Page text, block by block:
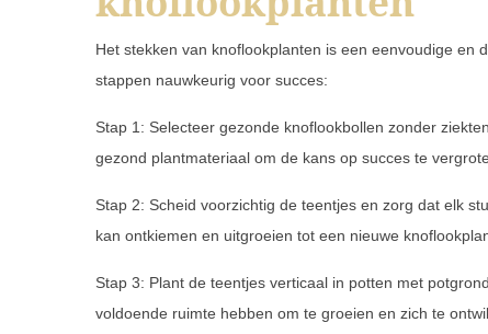
Het stekken van knoflookplanten is een eenvoudige en
stappen nauwkeurig voor succes:
Stap 1: Selecteer gezonde knoflookbollen zonder
gezond plantmateriaal om de kans op succes te
Stap 2: Scheid voorzichtig de teentjes en zorg dat elk
kan ontkiemen en uitgroeien tot een nieuwe
Stap 3: Plant de teentjes verticaal in potten met
voldoende ruimte hebben om te groeien en zich te